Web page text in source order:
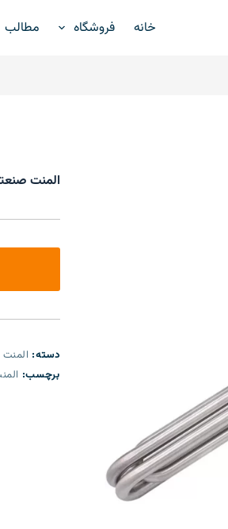
خانه فروشگاه مطالب
المنت
دسته: المنت
برچسب: